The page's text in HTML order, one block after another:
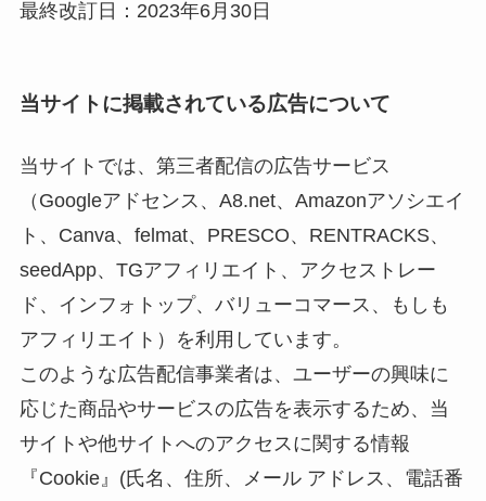
最終改訂日：2023年6月30日
当サイトに掲載されている広告について
当サイトでは、第三者配信の広告サービス
（Googleアドセンス、A8.net、Amazonアソシエイ
ト、Canva、felmat、PRESCO、RENTRACKS、
seedApp、TGアフィリエイト、アクセストレー
ド、インフォトップ、バリューコマース、もしも
アフィリエイト）を利用しています。
このような広告配信事業者は、ユーザーの興味に
応じた商品やサービスの広告を表示するため、当
サイトや他サイトへのアクセスに関する情報
『Cookie』(氏名、住所、メール アドレス、電話番